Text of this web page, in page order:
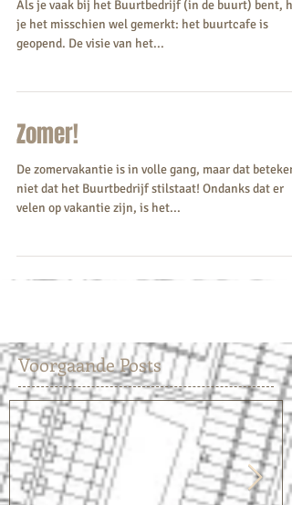
Voorgaande Posts
Als je vaak bij het Buurtbedrijf (in de buurt) bent,
je het misschien wel gemerkt: het buurtcafe is
geopend. De visie van het...
Zomer!
De zomervakantie is in volle gang, maar dat
niet dat het Buurtbedrijf stilstaat! Ondanks dat er
velen op vakantie zijn, is het...